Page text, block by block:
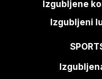
Izgubljene
Izgubljeni